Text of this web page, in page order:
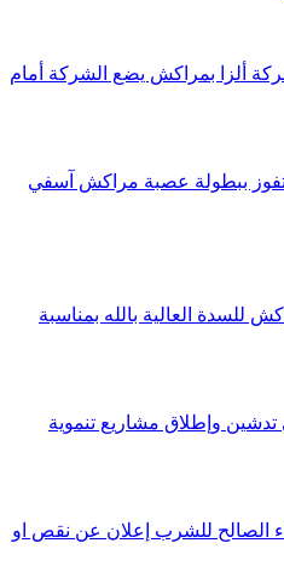
ألزا بمراكش يضع الشركة أمام
تفوز ببطولة عصبة مراكش آسفي
للسدة العالية بالله بمناسبة
وإطلاق مشاريع تنموية
الصالح للشرب إعلان عن نقص او